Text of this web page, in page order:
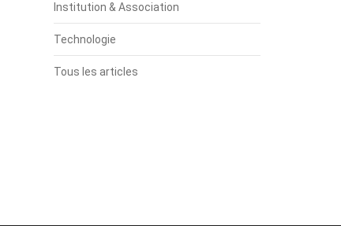
Institution & Association
Technologie
Tous les articles